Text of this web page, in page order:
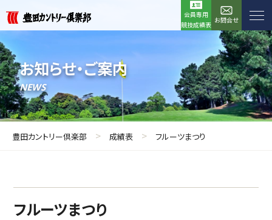
会員専用
競技成績表
お問合せ
お知らせ・ご案内
NEWS
豊田カントリー倶楽部 > 成績表 > フルーツまつり
フルーツまつり